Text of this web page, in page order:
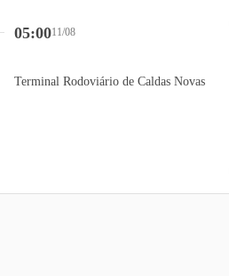
05:0011/08
Terminal Rodoviário de Caldas Novas